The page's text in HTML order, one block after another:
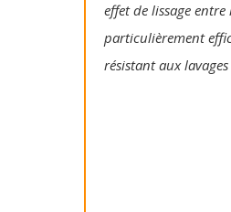
effet de lissage
particulièrement
résistant aux